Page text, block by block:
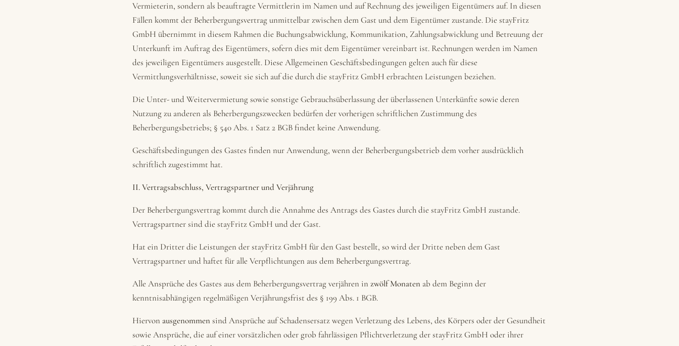
Vermieterin, sondern als beauftragte Vermittlerin im Namen und auf Rechnung des jeweiligen Eigentümers auf. In diesen
Fällen kommt der Beherbergungsvertrag unmittelbar zwischen dem Gast und dem Eigentümer zustande. Die stayFritz
GmbH übernimmt in diesem Rahmen die Buchungsabwicklung, Kommunikation, Zahlungsabwicklung und Betreuung der
Unterkunft im Auftrag des Eigentümers, sofern dies mit dem Eigentümer vereinbart ist. Rechnungen werden im Namen
des jeweiligen Eigentümers ausgestellt. Diese Allgemeinen Geschäftsbedingungen gelten auch für diese
Vermittlungsverhältnisse, soweit sie sich auf die durch die stayFritz GmbH erbrachten Leistungen beziehen.
Die Unter- und Weitervermietung sowie sonstige Gebrauchsüberlassung der überlassenen Unterkünfte sowie deren
Nutzung zu anderen als Beherbergungszwecken bedürfen der vorherigen schriftlichen Zustimmung des
Beherbergungsbetriebs; § 540 Abs. 1 Satz 2 BGB findet keine Anwendung.
Geschäftsbedingungen des Gastes finden nur Anwendung, wenn der Beherbergungsbetrieb dem vorher ausdrücklich
schriftlich zugestimmt hat.
II. Vertragsabschluss, Vertragspartner und Verjährung
Der Beherbergungsvertrag kommt durch die Annahme des Antrags des Gastes durch die stayFritz GmbH zustande.
Vertragspartner sind die stayFritz GmbH und der Gast.
Hat ein Dritter die Leistungen der stayFritz GmbH für den Gast bestellt, so wird der Dritte neben dem Gast
Vertragspartner und haftet für alle Verpflichtungen aus dem Beherbergungsvertrag.
Alle Ansprüche des Gastes aus dem Beherbergungsvertrag verjähren in zwölf Monaten ab dem Beginn der
kenntnisabhängigen regelmäßigen Verjährungsfrist des § 199 Abs. 1 BGB.
Hiervon ausgenommensind Ansprüche auf Schadensersatz wegen Verletzung des Lebens, des Körpers oder der Gesundheit
sowie Ansprüche, die auf einer vorsätzlichen oder grob fahrlässigen Pflichtverletzung der stayFritz GmbH oder ihrer